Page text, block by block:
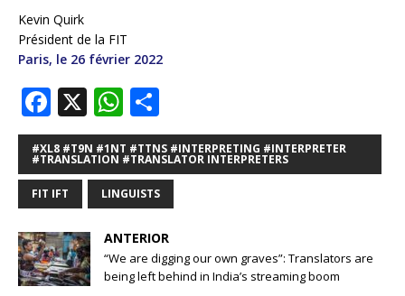
Kevin Quirk
Président de la FIT
Paris, le 26 février 2022
F
a
c
e
b
o
o
X W
h
at
s
A
p
p
h
ar
e
#XL8 #T9N #1NT #TTNS #INTERPRETING #INTERPRETER
#TRANSLATION #TRANSLATOR INTERPRETERS
FIT IFT LINGUISTS
ANTERIOR
“We are digging our own graves”: Translators are
being left behind in India’s streaming boom